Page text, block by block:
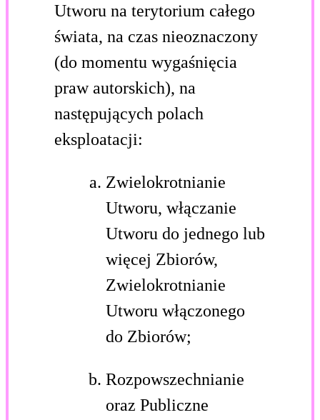
Utworu na terytorium całego
świata, na czas nieoznaczony
(do momentu wygaśnięcia
praw autorskich), na
następujących polach
eksploatacji:
Zwielokrotnianie
Utworu, włączanie
Utworu do jednego lub
więcej Zbiorów,
Zwielokrotnianie
Utworu włączonego
do Zbiorów;
Rozpowszechnianie
oraz Publiczne